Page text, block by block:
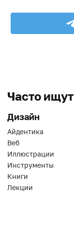
Часто ищут
Дизайн
Айдентика
Веб
Иллюстрации
Инструменты
Книги
Лекции